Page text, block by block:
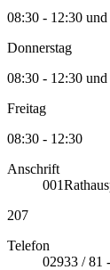
08:30 - 12:30
Donnerstag
08:30 - 12:30
Freitag
08:30 - 12:30
Anschrift
001
207
Telefon
02933 / 81